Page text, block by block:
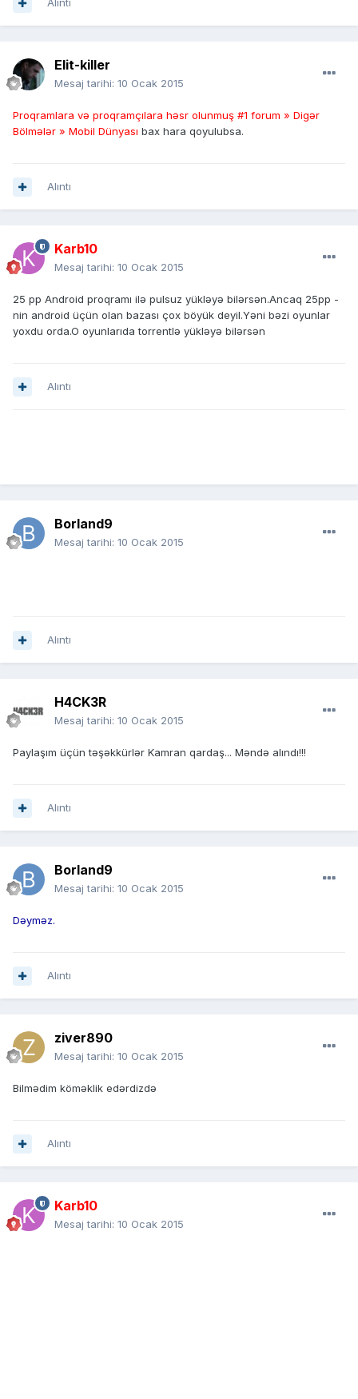
Alıntı
Elit-killer
Mesaj tarihi: 10 Ocak 2015
Proqramlara və proqramçılara həsr olunmuş #1 forum » Digər
Bölmələr » Mobil Dünyası bax hara qoyulubsa.
Alıntı
Karb10
Mesaj tarihi: 10 Ocak 2015
25 pp Android proqramı ilə pulsuz yükləyə bilərsən.Ancaq 25pp -
nin android üçün olan bazası çox böyük deyil.Yəni bəzi oyunlar
yoxdu orda.O oyunlarıda torrentlə yükləyə bilərsən
Alıntı
Borland9
Mesaj tarihi: 10 Ocak 2015
Alıntı
H4CK3R
Mesaj tarihi: 10 Ocak 2015
Paylaşım üçün təşəkkürlər Kamran qardaş... Məndə alındı!!!
Alıntı
Borland9
Mesaj tarihi: 10 Ocak 2015
Dəyməz.
Alıntı
ziver890
Mesaj tarihi: 10 Ocak 2015
Bilmədim köməklik edərdizdə
Alıntı
Karb10
Mesaj tarihi: 10 Ocak 2015